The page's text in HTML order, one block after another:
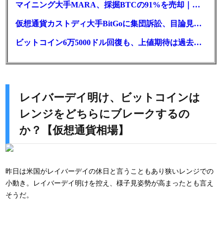
マイニング大手MARA、採掘BTCの91%を売却｜純損失6億ドル
仮想通貨カストディ大手BitGoに集団訴訟、目論見書が争点に
ビットコイン6万5000ドル回復も、上値期待は過去最低の23%
レイバーデイ明け、ビットコインは
レンジをどちらにブレークするの
か？【仮想通貨相場】
昨日は米国がレイバーデイの休日と言うこともあり狭いレンジでの
小動き。レイバーデイ明けを控え、様子見姿勢が高まったとも言え
そうだ。